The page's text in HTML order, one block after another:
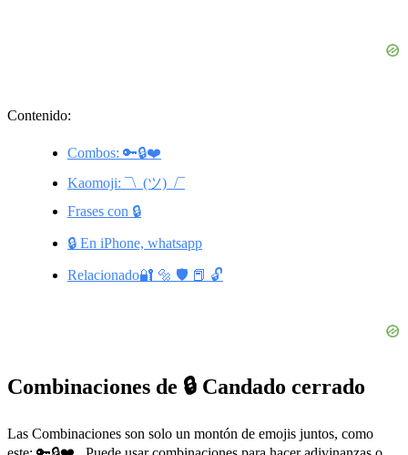
Contenido:
Combos: 🔑🔒❤️
Kaomoji: ¯\_(ツ)_/¯
Frases con 🔒
🔒 En iPhone, whatsapp
Relacionado🔐 🔩 🛡️ 📕 🔓
Combinaciones de 🔒 Candado cerrado
Las Combinaciones son solo un montón de emojis juntos, como